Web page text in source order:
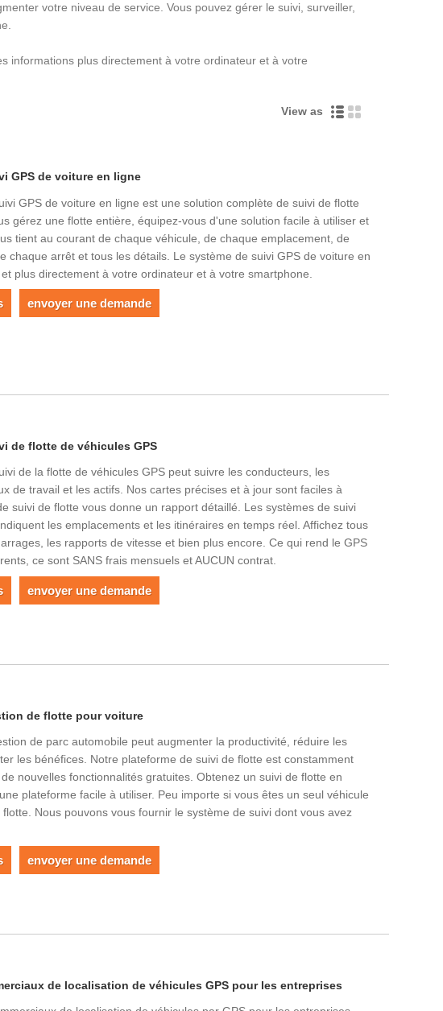
votre niveau de service. Vous pouvez gérer le suivi, surveiller,
informations plus directement à votre ordinateur et à votre
View as
GPS de voiture en ligne
GPS de voiture en ligne est une solution complète de suivi de flotte
gérez une flotte entière, équipez-vous d'une solution facile à utiliser et
tient au courant de chaque véhicule, de chaque emplacement, de
chaque arrêt et tous les détails. Le système de suivi GPS de voiture en
plus directement à votre ordinateur et à votre smartphone.
envoyer une demande
de flotte de véhicules GPS
de la flotte de véhicules GPS peut suivre les conducteurs, les
de travail et les actifs. Nos cartes précises et à jour sont faciles à
suivi de flotte vous donne un rapport détaillé. Les systèmes de suivi
les emplacements et les itinéraires en temps réel. Affichez tous
les rapports de vitesse et bien plus encore. Ce qui rend le GPS
ce sont SANS frais mensuels et AUCUN contrat.
envoyer une demande
de flotte pour voiture
de parc automobile peut augmenter la productivité, réduire les
les bénéfices. Notre plateforme de suivi de flotte est constamment
nouvelles fonctionnalités gratuites. Obtenez un suivi de flotte en
plateforme facile à utiliser. Peu importe si vous êtes un seul véhicule
Nous pouvons vous fournir le système de suivi dont vous avez
envoyer une demande
de localisation de véhicules GPS pour les entreprises